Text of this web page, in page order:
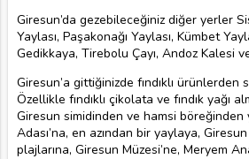
Giresun’da gezebileceğiniz diğer yerler
Yaylası, Paşakonağı Yaylası, Kümbet
Gedikkaya, Tirebolu Çayı, Andoz Kalesi
Giresun’a gittiğinizde fındıklı ürünlerden
Özellikle fındıklı çikolata ve fındık yağı
Giresun simidinden ve hamsi böreğinden
Adası’na, en azından bir yaylaya,
plajlarına, Giresun Müzesi’ne, Meryem